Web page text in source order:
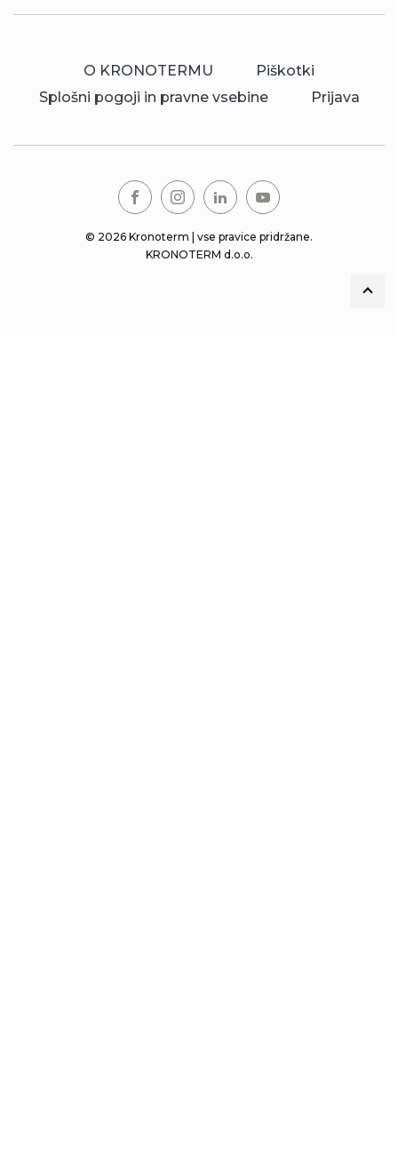
O KRONOTERMU
Piškotki
Splošni pogoji in pravne vsebine
Prijava
© 2026 Kronoterm | vse pravice pridržane.
KRONOTERM d.o.o.